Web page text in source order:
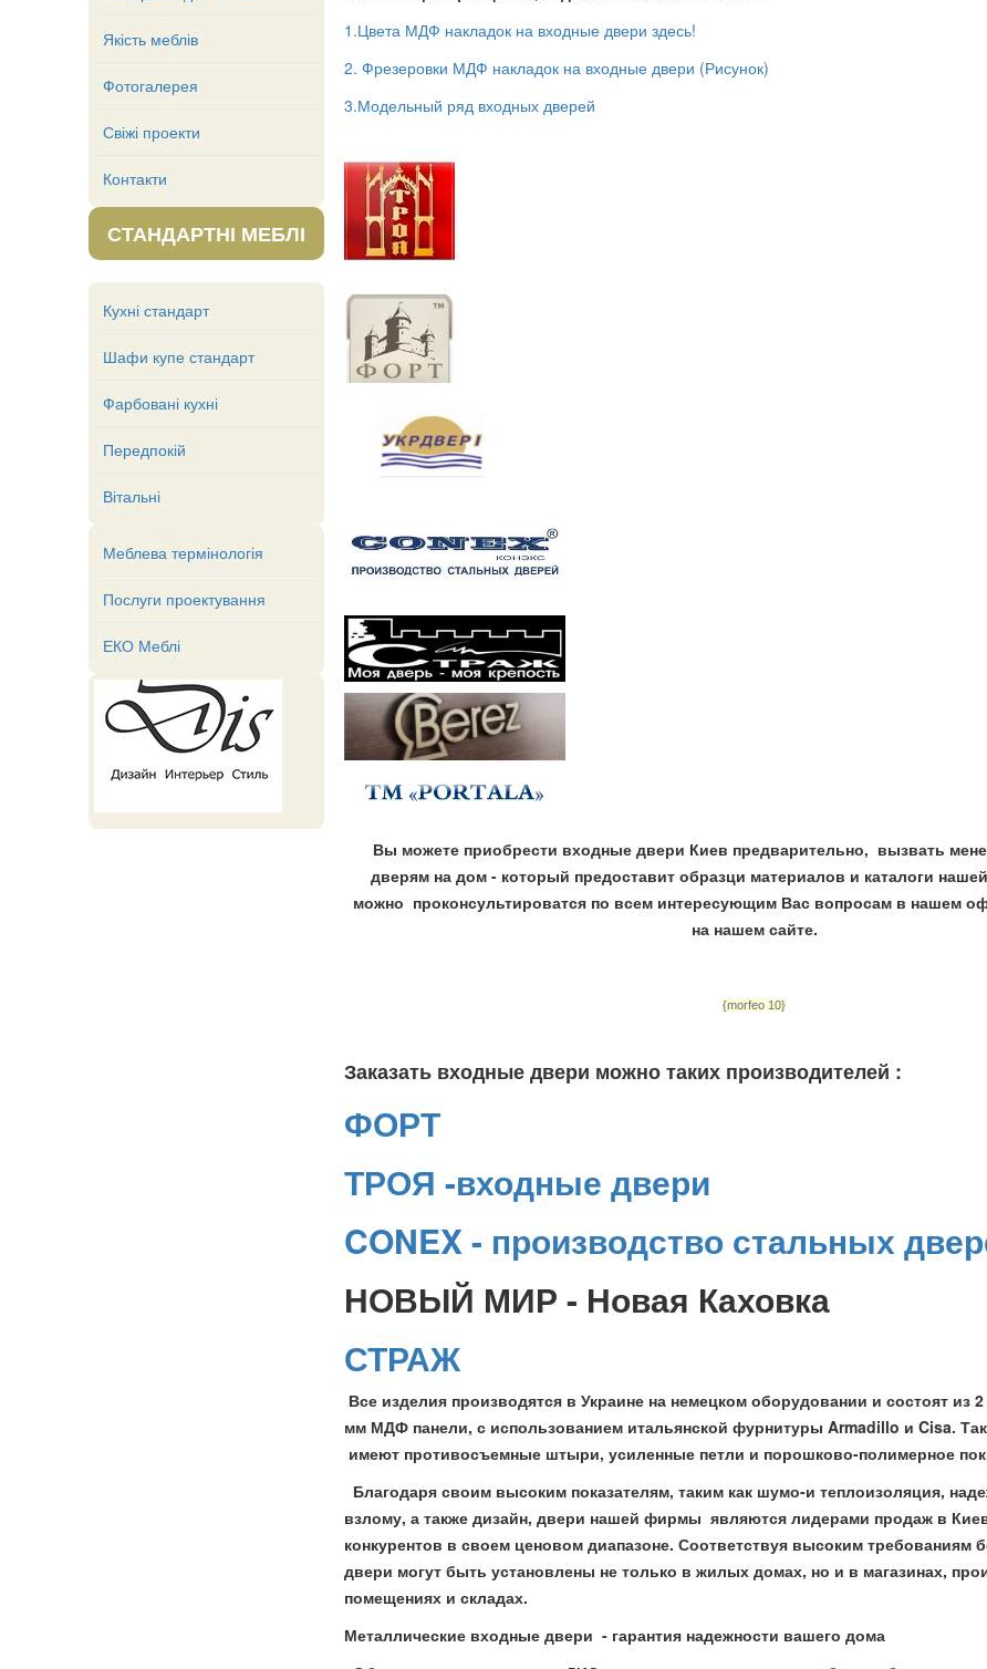
Якість меблів
Фотогалерея
Свіжі проекти
Контакти
СТАНДАРТНІ МЕБЛІ
Кухні стандарт
Шафи купе стандарт
Фарбовані кухні
Передпокій
Вітальні
Меблева термінологія
Послуги проектування
ЕКО Меблі
1.Цвета МДФ накладок на входные двери здесь!
2. Фрезеровки МДФ накладок на входные двери (Рисунок)
3.Модельный ряд входных дверей
Вы можете приобрести входные двери Киев предварительно, вызвать
дверям на дом - который предоставит образци материалов и каталоги
можно проконсультироватся по всем интересующим Вас вопросам в нашем
на нашем сайте.
{morfeo 10}
Заказать входные двери можно таких производителей :
ФОРТ
ТРОЯ -входные двери
CONEX - производство стальных
НОВЫЙ МИР - Новая Каховка
СТРАЖ
Все изделия производятся в Украине на немецком оборудовании и состоят из
мм МДФ панели, с использованием итальянской фурнитуры Armadillo и Cisa.
имеют противосъемные штыри, усиленные петли и порошково-полимерное
Благодаря своим высоким показателям, таким как шумо-и теплоизоляция,
взлому, а также дизайн, двери нашей фирмы являются лидерами продаж в
конкурентов в своем ценовом диапазоне. Соответствуя высоким требованиям
двери могут быть установлены не только в жилых домах, но и в магазинах,
помещениях и складах.
Металлические входные двери - гарантия надежности вашего дома